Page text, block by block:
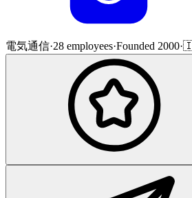
電気通信·28 employees·Founded 2000·